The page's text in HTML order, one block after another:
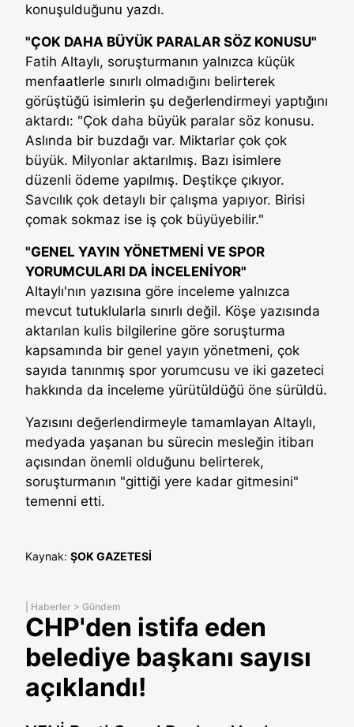
konuşulduğunu yazdı.
"ÇOK DAHA BÜYÜK PARALAR SÖZ KONUSU"
Fatih Altaylı, soruşturmanın yalnızca küçük
menfaatlerle sınırlı olmadığını belirterek
görüştüğü isimlerin şu değerlendirmeyi yaptığını
aktardı: "Çok daha büyük paralar söz konusu.
Aslında bir buzdağı var. Miktarlar çok çok
büyük. Milyonlar aktarılmış. Bazı isimlere
düzenli ödeme yapılmış. Deştikçe çıkıyor.
Savcılık çok detaylı bir çalışma yapıyor. Birisi
çomak sokmaz ise iş çok büyüyebilir."
"GENEL YAYIN YÖNETMENİ VE SPOR
YORUMCULARI DA İNCELENİYOR"
Altaylı'nın yazısına göre inceleme yalnızca
mevcut tutuklularla sınırlı değil. Köşe yazısında
aktarılan kulis bilgilerine göre soruşturma
kapsamında bir genel yayın yönetmeni, çok
sayıda tanınmış spor yorumcusu ve iki gazeteci
hakkında da inceleme yürütüldüğü öne sürüldü.
Yazısını değerlendirmeyle tamamlayan Altaylı,
medyada yaşanan bu sürecin mesleğin itibarı
açısından önemli olduğunu belirterek,
soruşturmanın "gittiği yere kadar gitmesini"
temenni etti.
Kaynak: ŞOK GAZETESİ
Haberler > Gündem
CHP'den istifa eden
belediye başkanı sayısı
açıklandı!